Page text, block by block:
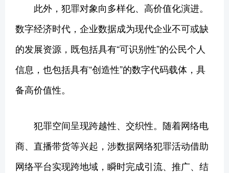
此外，犯罪对象向多样化、高价值化演进。
数字经济时代，企业数据成为现代企业不可或缺
的发展资源，既包括具有“可识别性”的公民个人
信息，也包括具有“创造性”的数字代码载体，具
备高价值性。
犯罪空间呈现跨越性、交织性。随着网络电
商、直播带货等兴起，涉数据网络犯罪活动借助
网络平台实现跨地域，瞬时完成引流、推广、结